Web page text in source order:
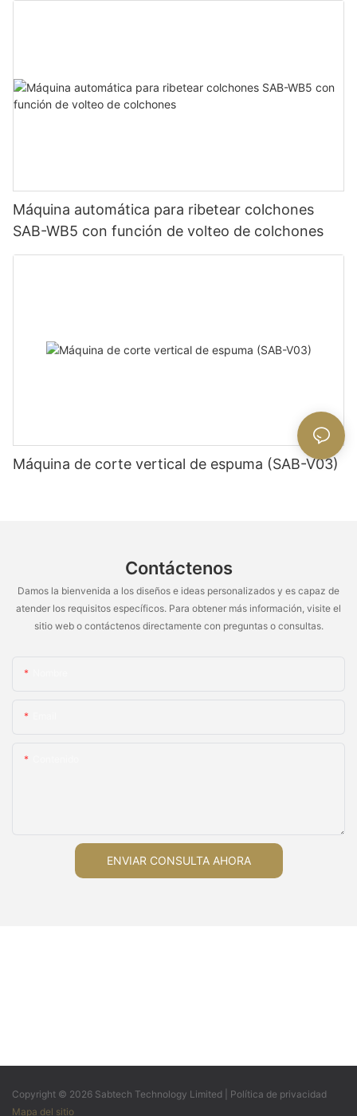
Máquina automática para ribetear colchones
SAB-WB5 con función de volteo de colchones
Máquina de corte vertical de espuma (SAB-V03)
Contáctenos
Damos la bienvenida a los diseños e ideas personalizados y es capaz de
atender los requisitos específicos. Para obtener más información, visite el
sitio web o contáctenos directamente con preguntas o consultas.
ENVIAR CONSULTA AHORA
Copyright © 2026 Sabtech Technology Limited | Política de privacidad
Mapa del sitio